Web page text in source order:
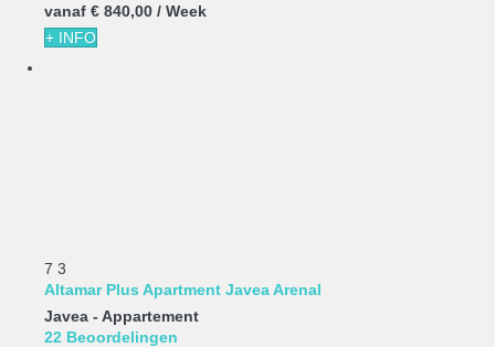
vanaf € 840,00 / Week
+ INFO
7 3
Altamar Plus Apartment Javea Arenal
Javea - Appartement
22 Beoordelingen